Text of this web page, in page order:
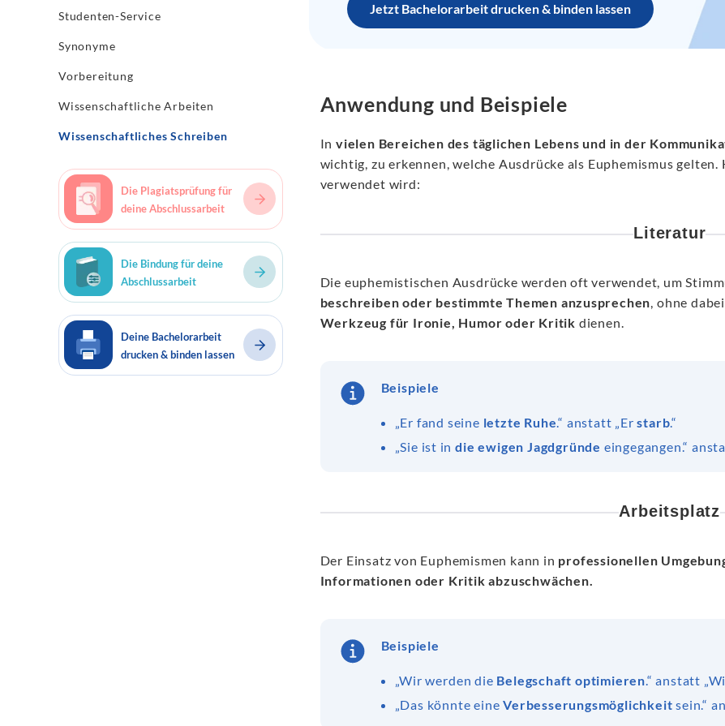
Studenten-Service
Synonyme
Vorbereitung
Wissenschaftliche Arbeiten
Wissenschaftliches Schreiben
Die Plagiatsprüfung für
deine Abschlussarbeit
Die Bindung für deine
Abschlussarbeit
Deine Bachelorarbeit
drucken & binden lassen
Jetzt Bachelorarbeit drucken & binden lassen
Anwendung und Beispiele
In vielen Bereichen des täglichen Lebens und in der
wichtig, zu erkennen, welche Ausdrücke als Euphemismus
verwendet wird:
Literatur
Die euphemistischen Ausdrücke werden oft verwendet, um
beschreiben oder bestimmte Themen anzusprechen, ohne
Werkzeug für Ironie, Humor oder Kritik dienen.
Beispiele
„Er fand seine letzte Ruhe.“ anstatt „Erstarb.“
„Sie ist indie ewigen Jagdgründe eingegangen.“
Arbeitsplatz
Der Einsatz von Euphemismen kann in professionellen
Informationen oder Kritik abzuschwächen.
Beispiele
„Wir werden die Belegschaft optimieren.“ anstatt
„Das könnte eineVerbesserungsmöglichkeit sein.“